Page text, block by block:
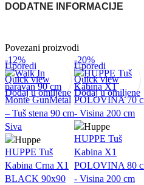
DODATNE INFORMACIJE
Povezani proizvodi
-12%
Uporedi
Quick view
Dodaj u omiljene
HUPPE Tuš
Kabina Crna X1
BLACK 90x90
-20%
Uporedi
Quick view
Dodaj u omiljene
HUPPE Tuš
Kabina X1
POLOVINA 80
- Visina 200 cm